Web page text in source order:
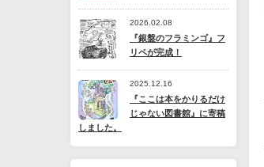
2026.02.08
『銀盤のフラミンゴ』フ
リペが完成！
2025.12.16
『ここは本をかりるだけ
じゃない図書館』に寄稿
しました。